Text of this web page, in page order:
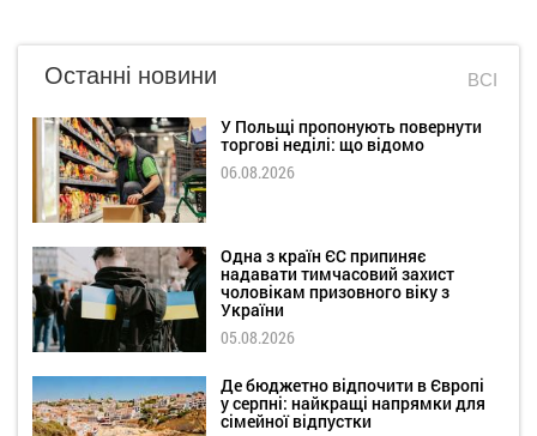
Останні новини ВСІ
У Польщі пропонують повернути
торгові неділі: що відомо
06.08.2026
Одна з країн ЄС припиняє
надавати тимчасовий захист
чоловікам призовного віку з
України
05.08.2026
Де бюджетно відпочити в Європі
у серпні: найкращі напрямки для
сімейної відпустки